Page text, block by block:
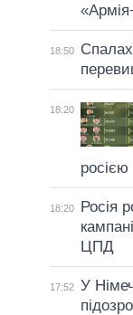
18:50
18:20
росією
18:20
Росія
ЦПД
17:52 У